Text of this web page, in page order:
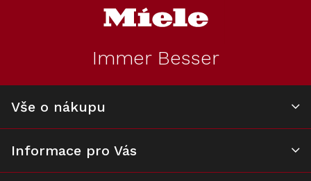
d
a
p
v
v
Immer Besser
Vše o nákupu
Informace pro Vás